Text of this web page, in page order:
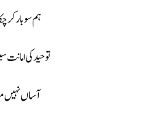
ہم سو بار کر
توحید کی
آساں نہیں